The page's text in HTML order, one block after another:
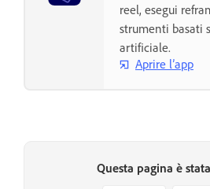
reel, esegui
strumenti basati
artificiale.
Aprire l’app
Questa pagina è